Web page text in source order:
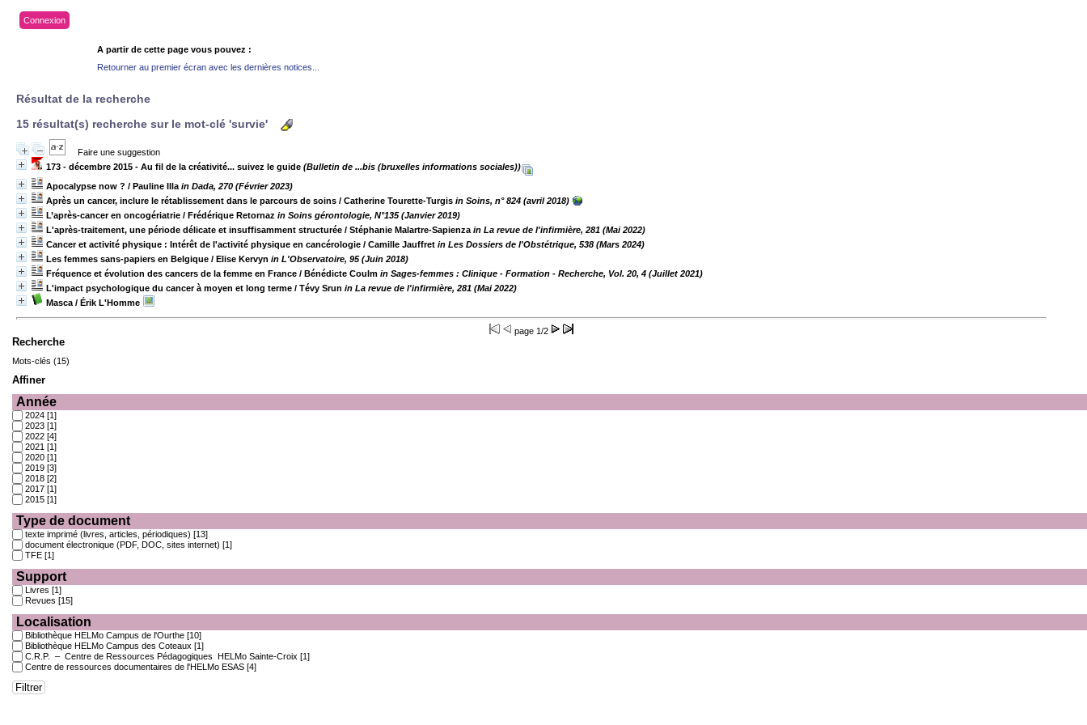
Connexion
A partir de cette page vous pouvez :
Retourner au premier écran avec les dernières notices...
Résultat de la recherche
15 résultat(s) recherche sur le mot-clé 'survie'
Faire une suggestion
173 - décembre 2015 - Au fil de la créativité... suivez le guide (Bulletin de ...bis (bruxelles informations sociales))
Apocalypse now ? / Pauline Illa in Dada, 270 (Février 2023)
Après un cancer, inclure le rétablissement dans le parcours de soins / Catherine Tourette-Turgis in Soins, n° 824 (avril 2018)
L’après-cancer en oncogériatrie / Frédérique Retornaz in Soins gérontologie, N°135 (Janvier 2019)
L'après-traitement, une période délicate et insuffisamment structurée / Stéphanie Malartre-Sapienza in La revue de l'infirmière, 281 (Mai 2022)
Cancer et activité physique : Intérêt de l'activité physique en cancérologie / Camille Jauffret in Les Dossiers de l'Obstétrique, 538 (Mars 2024)
Les femmes sans-papiers en Belgique / Elise Kervyn in L'Observatoire, 95 (Juin 2018)
Fréquence et évolution des cancers de la femme en France / Bénédicte Coulm in Sages-femmes : Clinique - Formation - Recherche, Vol. 20, 4 (Juillet 2021)
L'impact psychologique du cancer à moyen et long terme / Tévy Srun in La revue de l'infirmière, 281 (Mai 2022)
Masca / Érik L'Homme
page 1/2
Recherche
Mots-clés (15)
Affiner
Année
2024 [1]
2023 [1]
2022 [4]
2021 [1]
2020 [1]
2019 [3]
2018 [2]
2017 [1]
2015 [1]
Type de document
texte imprimé (livres, articles, périodiques) [13]
document électronique (PDF, DOC, sites internet) [1]
TFE [1]
Support
Livres [1]
Revues [15]
Localisation
Bibliothèque HELMo Campus de l'Ourthe [10]
Bibliothèque HELMo Campus des Coteaux [1]
C.R.P. – Centre de Ressources Pédagogiques HELMo Sainte-Croix [1]
Centre de ressources documentaires de l'HELMo ESAS [4]